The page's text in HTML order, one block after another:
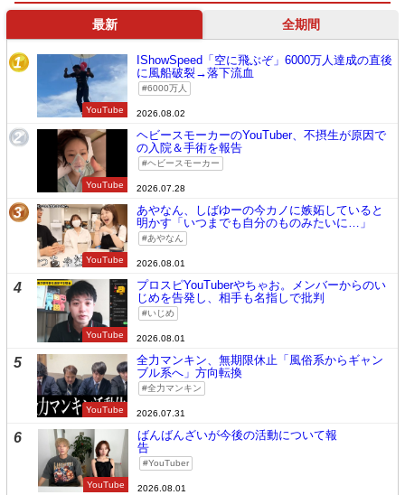
最新 全期間
1
YouTube
IShowSpeed「空に飛ぶぞ」6000万人達成の直後
に風船破裂→落下流血
6000万人
2026.08.02
2
YouTube
ヘビースモーカーのYouTuber、不摂生が原因で
の入院＆手術を報告
ヘビースモーカー
2026.07.28
3
YouTube
あやなん、しばゆーの今カノに嫉妬していると
明かす「いつまでも自分のものみたいに…」
あやなん
2026.08.01
4
YouTube
プロスピYouTuberやちゃお。メンバーからのい
じめを告発し、相手も名指しで批判
いじめ
2026.08.01
5
YouTube
全力マンキン、無期限休止「風俗系からギャン
ブル系へ」方向転換
全力マンキン
2026.07.31
6
YouTube
ばんばんざいが今後の活動について報
告
YouTuber
2026.08.01